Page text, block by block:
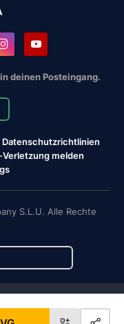
deinen Posteingang.
Datenschutzrichtlinien
melden
S.L.U. Alle Rechte